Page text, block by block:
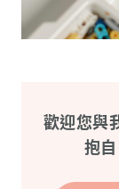
歡迎您與
抱